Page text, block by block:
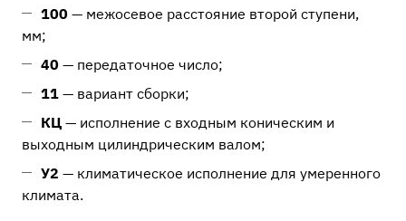
100 — межосевое расстояние второй ступени,
мм;
40 — передаточное число;
11 — вариант сборки;
КЦ — исполнение с входным коническим и
выходным цилиндрическим валом;
У2 — климатическое исполнение для умеренного
климата.